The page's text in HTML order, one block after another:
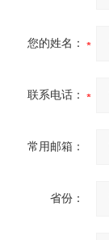
您的姓名：
联系电话：
常用邮箱：
省份：